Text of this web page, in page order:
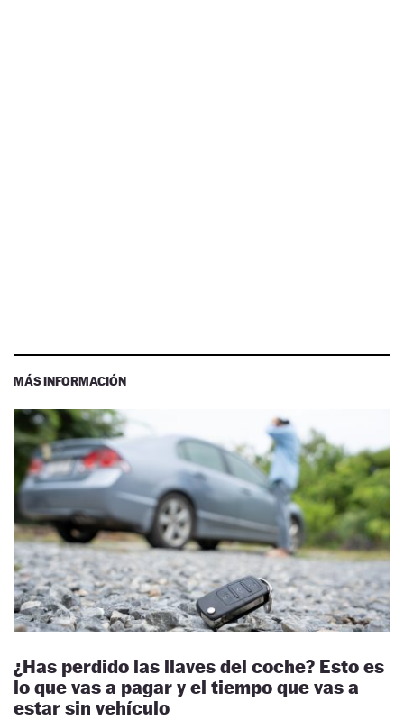
MÁS INFORMACIÓN
¿Has perdido las llaves del coche? Esto es
lo que vas a pagar y el tiempo que vas a
estar sin vehículo